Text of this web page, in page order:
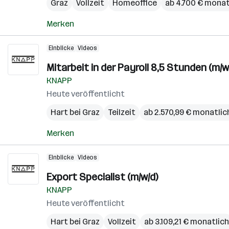
Graz
Vollzeit Homeoffice ab 4.700 €
Merken
Einblicke Videos
Mitarbeit in der Payroll 8,5 Stunden (m/
KNAPP
Heute veröffentlicht
Hart bei Graz
Teilzeit ab 2.570,99 €
Merken
Einblicke Videos
Export Specialist (m/w/d)
KNAPP
Heute veröffentlicht
Hart bei Graz
Vollzeit ab 3.109,21 € monatlich